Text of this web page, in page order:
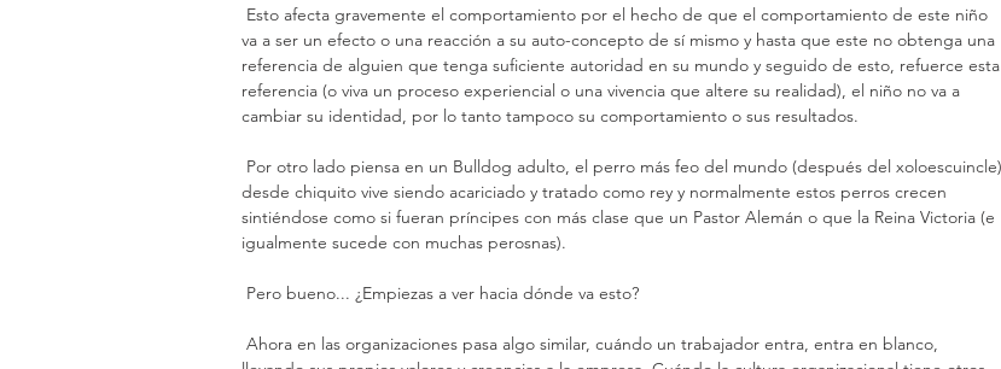
va a ser un efecto o una reacción a su auto-concepto de sí mismo y hasta que este no obtenga una
referencia de alguien que tenga suficiente autoridad en su mundo y seguido de esto, refuerce esta
referencia (o viva un proceso experiencial o una vivencia que altere su realidad), el niño no va a
cambiar su identidad, por lo tanto tampoco su comportamiento o sus resultados.
desde chiquito vive siendo acariciado y tratado como rey y normalmente estos perros crecen
sintiéndose como si fueran príncipes con más clase que un Pastor Alemán o que la Reina Victoria (e
igualmente sucede con muchas perosnas).
Pero bueno... ¿Empiezas a ver hacia dónde va esto?